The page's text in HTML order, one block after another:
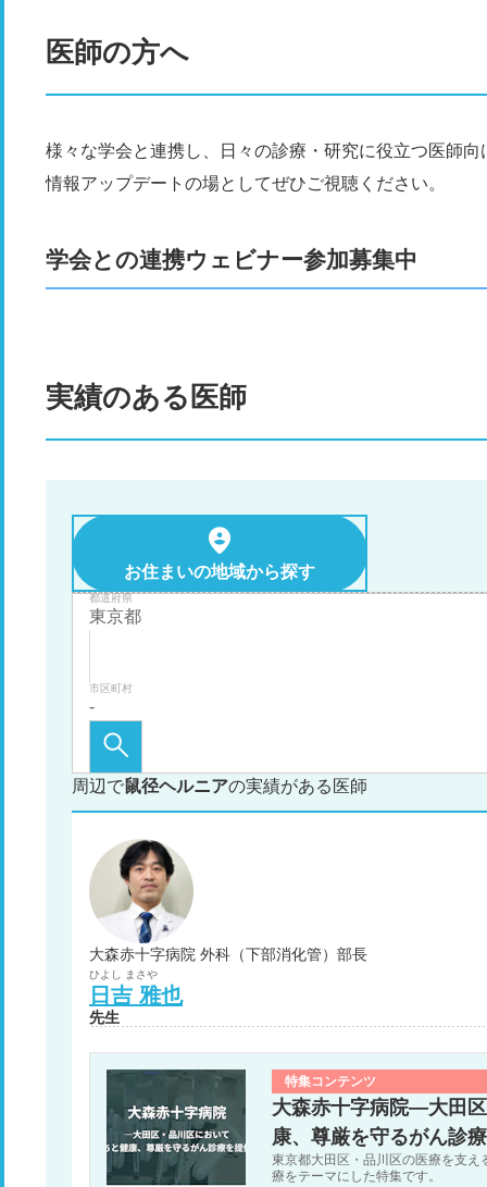
医師の方へ
様々な学会と連携し、日々の診療・研究に役立つ医師
情報アップデートの場としてぜひご視聴ください。
学会との連携ウェビナー参加募集中
実績のある医師
お住まいの地域から探す
都道府県
市区町村
周辺で鼠径ヘルニアの実績がある医師
大森赤十字病院 外科（下部消化管）部長
ひよし まさや
日吉 雅也
先生
特集コンテンツ
大森赤十字病院―大田
康、尊厳を守るがん診
東京都大田区・品川区の医療を支
療をテーマにした特集です。